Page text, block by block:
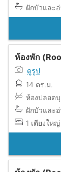
ฝักบัวและ
ห้องพัก
ดูรูป
14 ตร.ม.
ห้องปลอด
ฝักบัวและ
1 เตียงใหญ่